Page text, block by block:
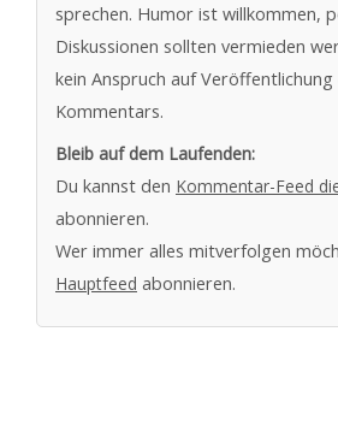
sprechen. Humor ist willkommen,
Diskussionen sollten vermieden
kein Anspruch auf Veröffentlichung
Kommentars.
Bleib auf dem Laufenden:
Du kannst den Kommentar-Feed
abonnieren.
Wer immer alles mitverfolgen
Hauptfeed abonnieren.